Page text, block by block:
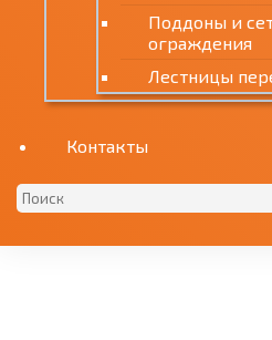
Поддоны и
ограждения
Лестницы
Контакты